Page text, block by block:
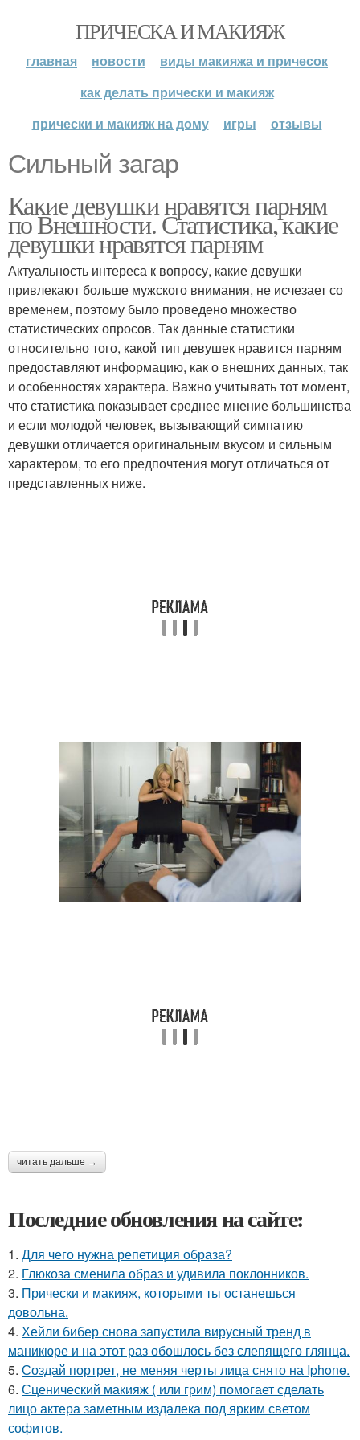
ПРИЧЕСКА И МАКИЯЖ
главная новости
виды макияжа и причесок
как делать прически и макияж
прически и макияж на дому
игры отзывы
Сильный загар
Какие девушки нравятся парням
по Внешности. Статистика, какие
девушки нравятся парням
Актуальность интереса к вопросу, какие девушки
привлекают больше мужского внимания, не исчезает со
временем, поэтому было проведено множество
статистических опросов. Так данные статистики
относительно того, какой тип девушек нравится парням
предоставляют информацию, как о внешних данных, так
и особенностях характера. Важно учитывать тот момент,
что статистика показывает среднее мнение большинства
и если молодой человек, вызывающий симпатию
девушки отличается оригинальным вкусом и сильным
характером, то его предпочтения могут отличаться от
представленных ниже.
читать дальше →
Последние обновления на сайте:
1. Для чего нужна репетиция образа?
2. Глюкоза сменила образ и удивила поклонников.
3. Прически и макияж, которыми ты останешься
довольна.
4. Хейли бибер снова запустила вирусный тренд в
маникюре и на этот раз обошлось без слепящего глянца.
5. Создай портрет, не меняя черты лица снято на Iphone.
6. Сценический макияж ( или грим) помогает сделать
лицо актера заметным издалека под ярким светом
софитов.